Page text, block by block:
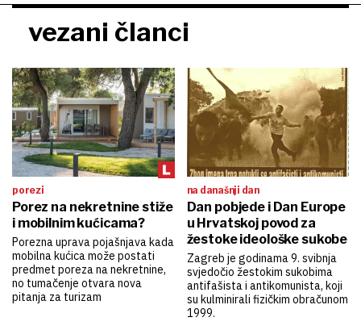
vezani članci
porezi
Porez na nekretnine stiže
i mobilnim kućicama?
Porezna uprava pojašnjava kada
mobilna kućica može postati
predmet poreza na nekretnine,
no tumačenje otvara nova
pitanja za turizam
na današnji dan
Dan pobjede i Dan Europe
u Hrvatskoj povod za
žestoke ideološke sukobe
Zagreb je godinama 9. svibnja
svjedočio žestokim sukobima
antifašista i antikomunista, koji
su kulminirali fizičkim obračunom
1999.